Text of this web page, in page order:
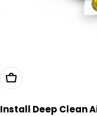
Kosárba
Install Deep Clean